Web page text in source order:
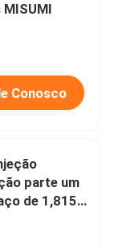
Conosco
parte um
de 1,8159